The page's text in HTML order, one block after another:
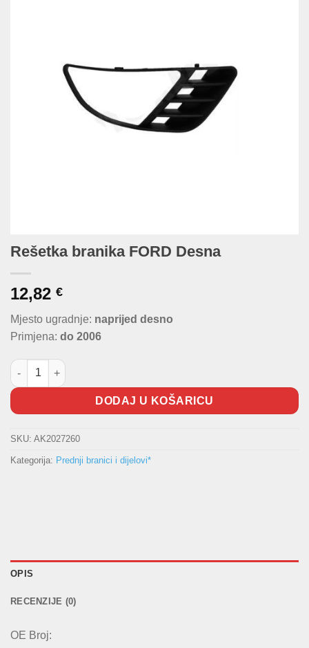
Rešetka branika FORD Desna
12,82 €
Mjesto ugradnje: naprijed desno
Primjena: do 2006
Rešetka branika FORD Desna količina
DODAJ U KOŠARICU
SKU: AK2027260
Kategorija: Prednji branici i dijelovi*
OPIS
RECENZIJE (0)
OE Broj: